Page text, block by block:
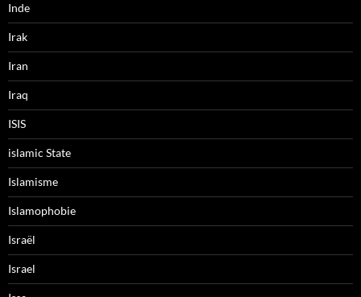
Inde
Irak
Iran
Iraq
ISIS
islamic State
Islamisme
Islamophobie
Israël
Israel